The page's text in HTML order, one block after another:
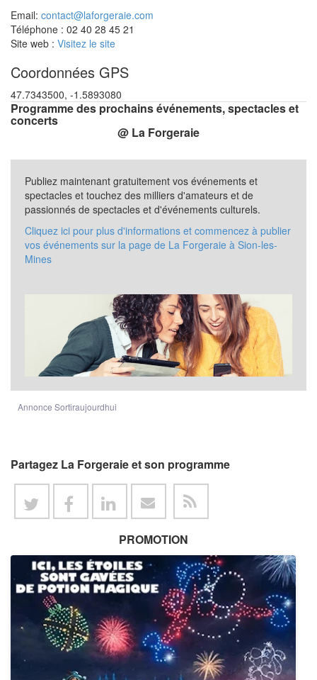
Email: contact@laforgeraie.com
Téléphone : 02 40 28 45 21
Site web : Visitez le site
Coordonnées GPS
47.7343500, -1.5893080
Programme des prochains événements, spectacles et
concerts
@ La Forgeraie
Publiez maintenant gratuitement vos événements et
spectacles et touchez des milliers d'amateurs et de
passionnés de spectacles et d'événements culturels.
Cliquez ici pour plus d'informations et commencez à publier
vos événements sur la page de La Forgeraie à Sion-les-
Mines
Annonce Sortiraujourdhui
Partagez La Forgeraie et son programme
PROMOTION